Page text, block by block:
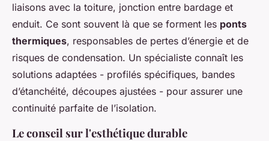
liaisons avec la toiture, jonction entre bardage et
enduit. Ce sont souvent là que se forment les ponts
thermiques, responsables de pertes d’énergie et de
risques de condensation. Un spécialiste connaît les
solutions adaptées - profilés spécifiques, bandes
d’étanchéité, découpes ajustées - pour assurer une
continuité parfaite de l’isolation.
Le conseil sur l'esthétique durable